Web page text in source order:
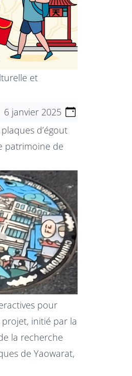
et
6 janvier 2025
d’égout
patrimoine de
pour
initié par la
la recherche
de Yaowarat,